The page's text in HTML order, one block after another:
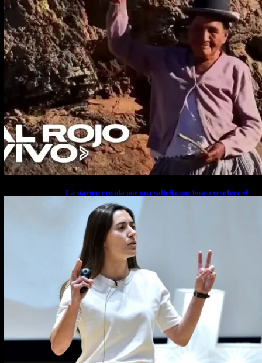
La startup creada por una salteña que busca resolver el
estrés financiero en Latinoamérica